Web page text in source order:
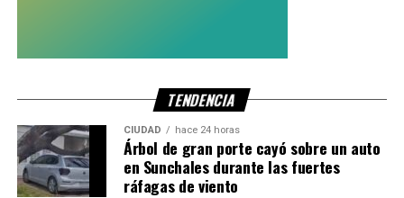
TENDENCIA
CIUDAD hace 24 horas
Árbol de gran porte cayó sobre un auto
en Sunchales durante las fuertes
ráfagas de viento